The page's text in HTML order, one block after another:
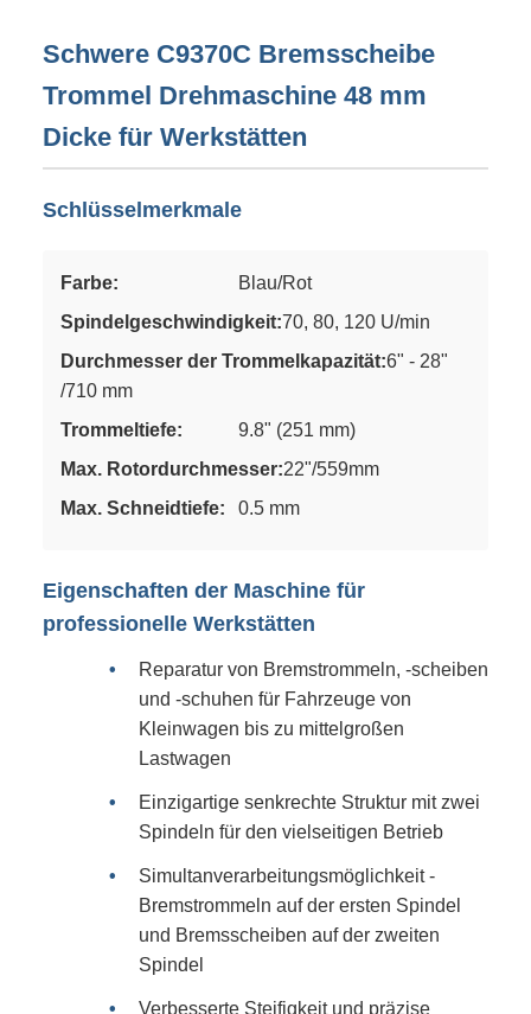
Schwere C9370C Bremsscheibe
Trommel Drehmaschine 48 mm
Dicke für Werkstätten
Schlüsselmerkmale
Farbe:
Blau/Rot
Spindelgeschwindigkeit:70, 80, 120 U/min
Durchmesser der Trommelkapazität:6" - 28"
/710 mm
Trommeltiefe:
9.8" (251 mm)
Max. Rotordurchmesser:22"/559mm
Max. Schneidtiefe:
0.5 mm
Eigenschaften der Maschine für
professionelle Werkstätten
Reparatur von Bremstrommeln, -scheiben
und -schuhen für Fahrzeuge von
Kleinwagen bis zu mittelgroßen
Lastwagen
Einzigartige senkrechte Struktur mit zwei
Spindeln für den vielseitigen Betrieb
Simultanverarbeitungsmöglichkeit -
Bremstrommeln auf der ersten Spindel
und Bremsscheiben auf der zweiten
Spindel
Verbesserte Steifigkeit und präzise